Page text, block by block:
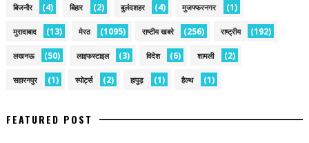
बिजनौर (4) बिहार (2) बुलंदशहर (4) मुजफ्फरनगर (1)
मुरादाबाद (13) मेरठ (1095) राष्टीय खबरे (256) राष्ट्रीय (192)
लखनऊ (50) लाइफस्टाइल (3) विदेश (6) शामली (2)
सहारनपुर (1) स्पोर्ट्स (2) हापुड़ (1) हैल्थ (1)
FEATURED POST